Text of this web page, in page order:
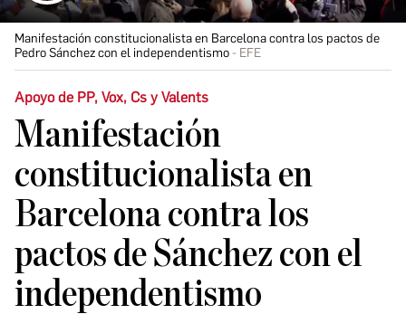
Manifestación constitucionalista en Barcelona contra los pactos de
Pedro Sánchez con el independentismo
EFE
Apoyo de PP, Vox, Cs y Valents
Manifestación
constitucionalista en
Barcelona contra los
pactos de Sánchez con el
independentismo